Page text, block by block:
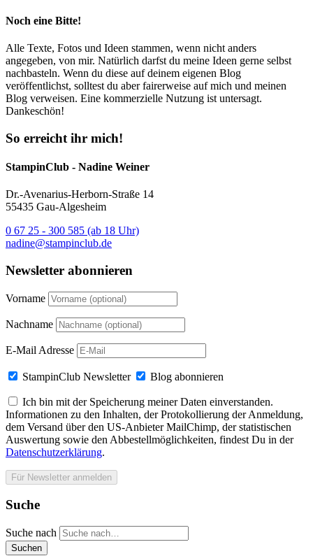
Noch eine Bitte!
Alle Texte, Fotos und Ideen stammen, wenn nicht anders
angegeben, von mir. Natürlich darfst du meine Ideen gerne selbst
nachbasteln. Wenn du diese auf deinem eigenen Blog
veröffentlichst, solltest du aber fairerweise auf mich und meinen
Blog verweisen. Eine kommerzielle Nutzung ist untersagt.
Dankeschön!
So erreicht ihr mich!
StampinClub - Nadine Weiner
Dr.-Avenarius-Herborn-Straße 14
55435 Gau-Algesheim
0 67 25 - 300 585 (ab 18 Uhr)
nadine@stampinclub.de
Newsletter abonnieren
Vorname
Nachname
E-Mail Adresse
StampinClub Newsletter Blog abonnieren
Ich bin mit der Speicherung meiner Daten einverstanden.
Informationen zu den Inhalten, der Protokollierung der Anmeldung,
dem Versand über den US-Anbieter MailChimp, der statistischen
Auswertung sowie den Abbestellmöglichkeiten, findest Du in der
Datenschutzerklärung.
Suche
Suche nach
Suchen